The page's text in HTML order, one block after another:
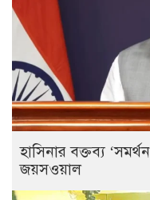
হাসিনার বক্তব্য
জয়সওয়াল